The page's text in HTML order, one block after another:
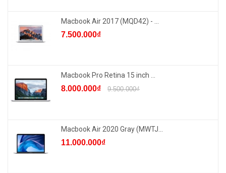
Macbook Air 2017 (MQD42) - ...
7.500.000₫
Macbook Pro Retina 15 inch ...
8.000.000₫ 9.500.000₫
Macbook Air 2020 Gray (MWTJ...
11.000.000₫